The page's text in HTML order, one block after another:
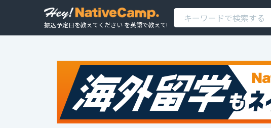
振込予定日を教えてください を英語で教えて!